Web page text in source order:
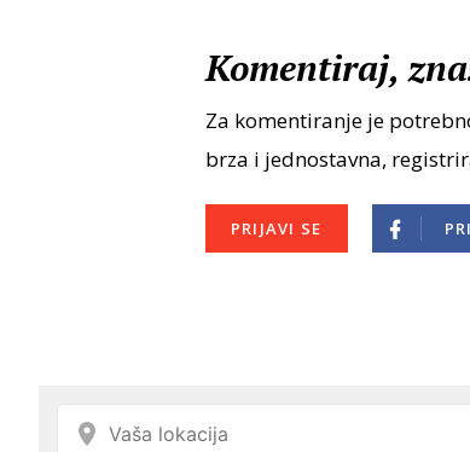
Komentiraj,
Za komentiranje je
brza i jednostavna,
PRIJAVI SE